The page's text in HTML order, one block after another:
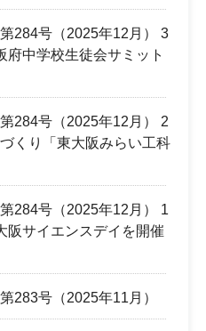
284号（2025年12月） 3
府中学校生徒会サミット
284号（2025年12月） 2
くり「東大阪みらい工科
284号（2025年12月） 1
サイエンスデイを開催
283号（2025年11月）